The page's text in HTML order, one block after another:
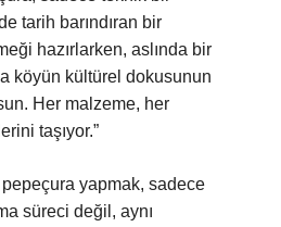
tarih barındıran bir
hazırlarken, aslında bir
köyün kültürel dokusunun
Her malzeme, her
taşıyor.”
pepeçura yapmak, sadece
süreci değil, aynı